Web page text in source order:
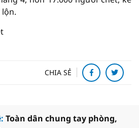
CHIA SẺ
Toàn dân chung tay phòng,